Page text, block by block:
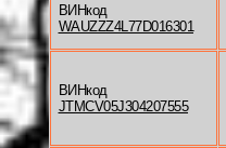
ВИНкод
WAUZZZ4L77D016301
ВИНкод
JTMCV05J304207555